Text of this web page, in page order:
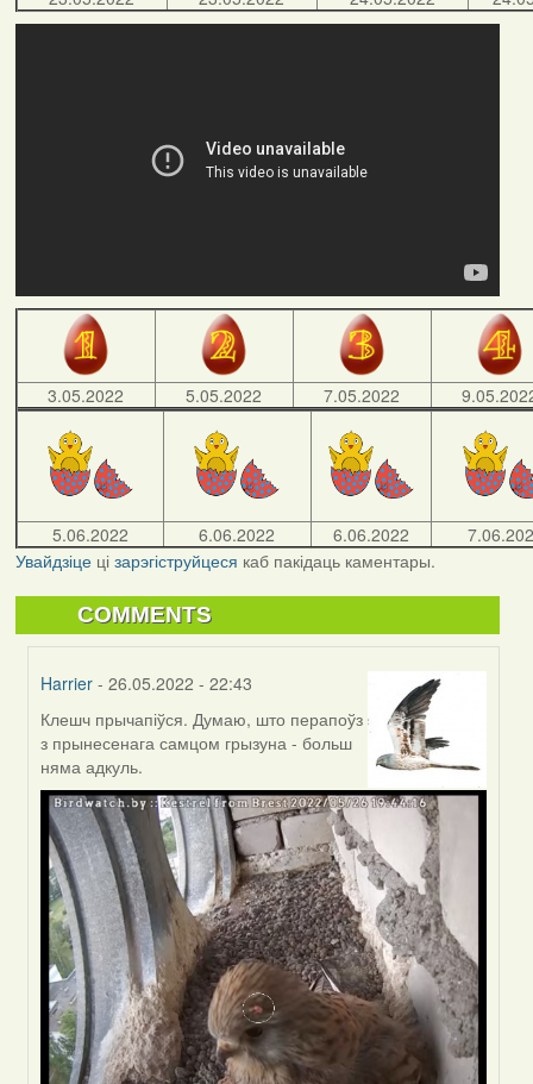
3.05.2022 5.05.2022 7.05.2022
5.06.2022 6.06.2022 6.06.2022
Увайдзіцеці зарэгіструйцеся каб пакідаць каментары.
COMMENTS
Harrier - 26.05.2022 - 22:43
In
reply
to
by
Lighty
Клешч прычапіўся. Думаю, што перапоўз
з прынесенага самцом грызуна - больш
няма адкуль.